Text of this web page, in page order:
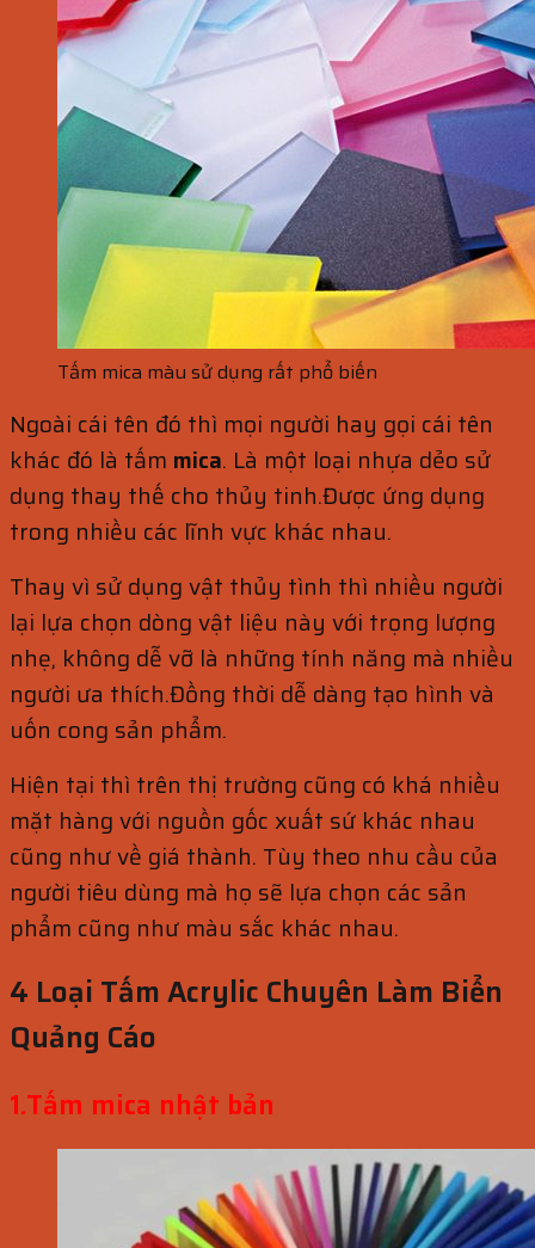
Tấm mica màu sử dụng rất phổ biến
Ngoài cái tên đó thì mọi người hay gọi cái tên
khác đó là tấm mica. Là một loại nhựa dẻo sử
dụng thay thế cho thủy tinh.Được ứng dụng
trong nhiều các lĩnh vực khác nhau.
Thay vì sử dụng vật thủy tình thì nhiều người
lại lựa chọn dòng vật liệu này với trọng lượng
nhẹ, không dễ vỡ là những tính năng mà nhiều
người ưa thích.Đồng thời dễ dàng tạo hình và
uốn cong sản phẩm.
Hiện tại thì trên thị trường cũng có khá nhiều
mặt hàng với nguồn gốc xuất sứ khác nhau
cũng như về giá thành. Tùy theo nhu cầu của
người tiêu dùng mà họ sẽ lựa chọn các sản
phẩm cũng như màu sắc khác nhau.
4 Loại Tấm Acrylic Chuyên Làm Biển
Quảng Cáo
1.Tấm mica nhật bản